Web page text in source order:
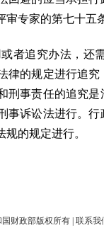
专家的第七十五
追究办法，还
律的规定进行追
刑事责任的追究
事诉讼法进行。
的规定进行。
财政部版权所有 | 联系我